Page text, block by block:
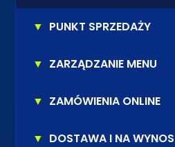
▼ PUNKT SPRZEDAŻY
▼ ZARZĄDZANIE MENU
▼ ZAMÓWIENIA ONLINE
▼ DOSTAWA I NA WYNOS